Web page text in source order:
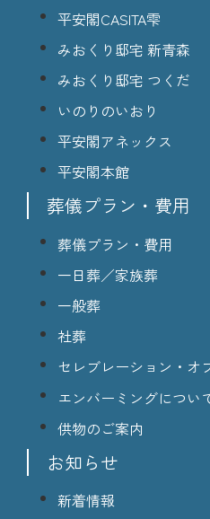
平安閣CASITA雫
みおくり邸宅 新青森
みおくり邸宅 つくだ
いのりのいおり
平安閣アネックス
平安閣本館
葬儀プラン・費用
葬儀プラン・費用
一日葬／家族葬
一般葬
社葬
セレブレーション・オ
エンバーミングについ
供物のご案内
お知らせ
新着情報